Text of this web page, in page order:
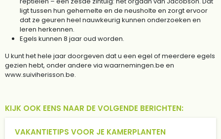
ligt tussen hun gehemelte en de neusholte en zorgt ervoor
dat ze geuren heel nauwkeurig kunnen onderzoeken en
leren herkennen.
Egels kunnen 8 jaar oud worden.
U kunt het hele jaar doorgeven dat u een egel of meerdere egels
gezien hebt, onder andere via waarnemingen.be en
www.suiviherisson.be.
KIJK OOK EENS NAAR DE VOLGENDE BERICHTEN:
VAKANTIETIPS VOOR JE KAMERPLANTEN